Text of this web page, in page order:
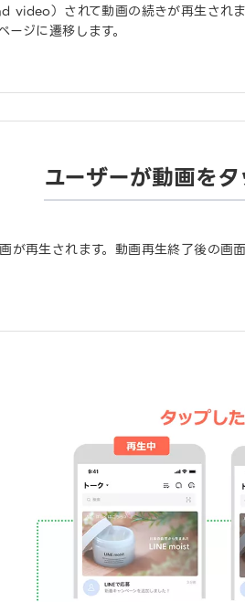
video）されて動画の続きが再生され
ージに遷移します。
ユーザーが動画を
が再生されます。動画再生終了後の画